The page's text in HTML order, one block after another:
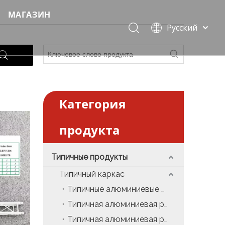
МАГАЗИН
Быстрая сценическая цена
Стандартная цена освещения фермы
Крыша фермы цена
Цена на релевантные продукты
Цена сценической освещения
Цена звука
Событие нуждается в цене
Pусский
Español
Категория
продукта
Типичные продукты
Типичный каркас
Типичные алюминиевые лестницы
Типичная алюминиевая рампа
Типичная алюминиевая рабочая платформа